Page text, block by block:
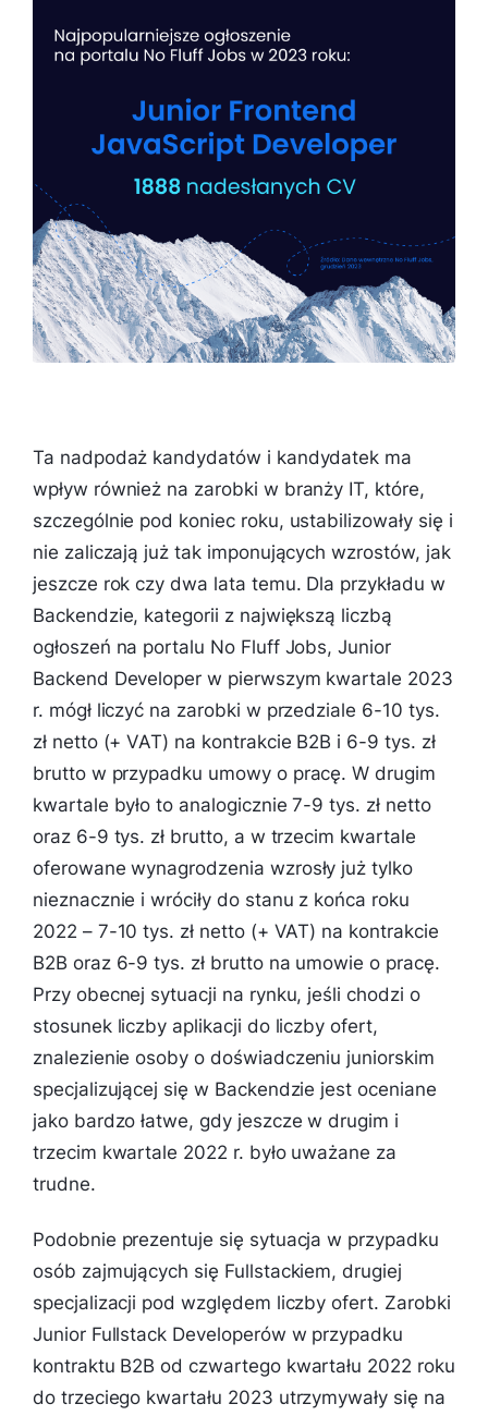
Ta nadpodaż kandydatów i kandydatek ma
wpływ również na zarobki w branży IT, które,
szczególnie pod koniec roku, ustabilizowały się i
nie zaliczają już tak imponujących wzrostów, jak
jeszcze rok czy dwa lata temu. Dla przykładu w
Backendzie, kategorii z największą liczbą
ogłoszeń na portalu No Fluff Jobs, Junior
Backend Developer w pierwszym kwartale 2023
r. mógł liczyć na zarobki w przedziale 6-10 tys.
zł netto (+ VAT) na kontrakcie B2B i 6-9 tys. zł
brutto w przypadku umowy o pracę. W drugim
kwartale było to analogicznie 7-9 tys. zł netto
oraz 6-9 tys. zł brutto, a w trzecim kwartale
oferowane wynagrodzenia wzrosły już tylko
nieznacznie i wróciły do stanu z końca roku
2022 – 7-10 tys. zł netto (+ VAT) na kontrakcie
B2B oraz 6-9 tys. zł brutto na umowie o pracę.
Przy obecnej sytuacji na rynku, jeśli chodzi o
stosunek liczby aplikacji do liczby ofert,
znalezienie osoby o doświadczeniu juniorskim
specjalizującej się w Backendzie jest oceniane
jako bardzo łatwe, gdy jeszcze w drugim i
trzecim kwartale 2022 r. było uważane za
trudne.
Podobnie prezentuje się sytuacja w przypadku
osób zajmujących się Fullstackiem, drugiej
specjalizacji pod względem liczby ofert. Zarobki
Junior Fullstack Developerów w przypadku
kontraktu B2B od czwartego kwartału 2022 roku
do trzeciego kwartału 2023 utrzymywały się na